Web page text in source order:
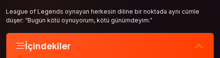
League of Legends oynayan herkesin diline bir noktada aynı cümle
düşer: “Bugün kötü oynuyorum, kötü günümdeyim.”
İçindekiler